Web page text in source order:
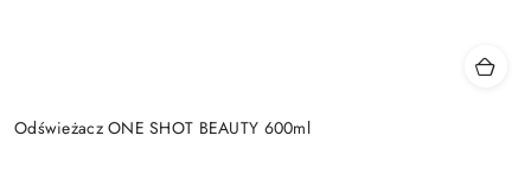
Odświeżacz ONE SHOT BEAUTY 600ml